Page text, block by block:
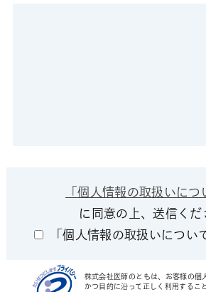
「個人情報の取扱いにつ
に同意の上、送信くだ
「個人情報の取扱いについ
株式会社医師のともは、お客様の個
かつ目的に沿って正しく利用するこ